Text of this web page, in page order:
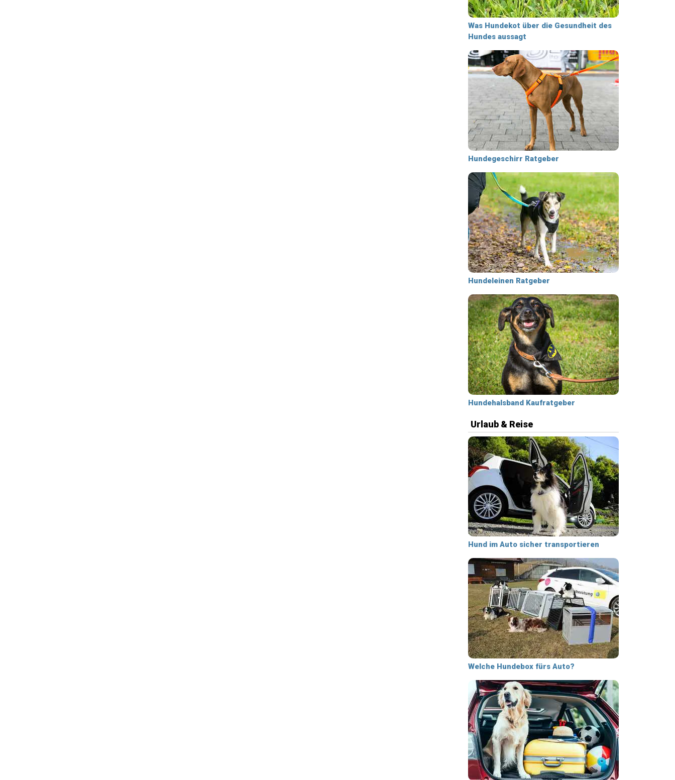
Was Hundekot über die Gesundheit des
Hundes aussagt
Hundegeschirr Ratgeber
Hundeleinen Ratgeber
Hundehalsband Kaufratgeber
Urlaub & Reise
Hund im Auto sicher transportieren
Welche Hundebox fürs Auto?